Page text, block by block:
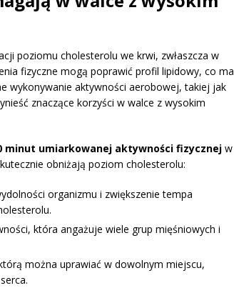
poziomu cholesterolu we krwi, zwłaszcza w
fizyczne mogą poprawić profil lipidowy, co ma
wykonywanie aktywności aerobowej, takiej jak
znaczące korzyści w walce z wysokim
minut umiarkowanej aktywności fizycznej w
obniżają poziom cholesterolu:
organizmu i zwiększenie tempa
która angażuje wiele grup mięśniowych i
można uprawiać w dowolnym miejscu,